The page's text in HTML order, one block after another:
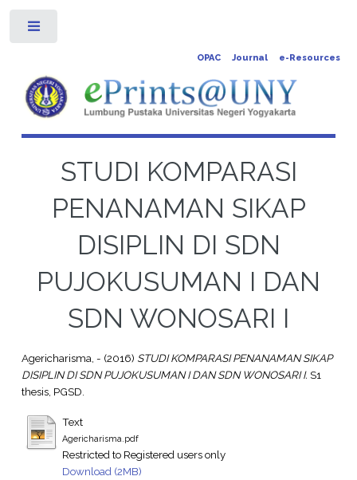
OPAC Journal e-Resources
STUDI KOMPARASI
PENANAMAN SIKAP
DISIPLIN DI SDN
PUJOKUSUMAN I DAN
SDN WONOSARI I
Agericharisma, - (2016) STUDI KOMPARASI PENANAMAN SIKAP
DISIPLIN DI SDN PUJOKUSUMAN I DAN SDN WONOSARI I. S1
thesis, PGSD.
Text
Agericharisma.pdf
Restricted to Registered users only
Download (2MB)